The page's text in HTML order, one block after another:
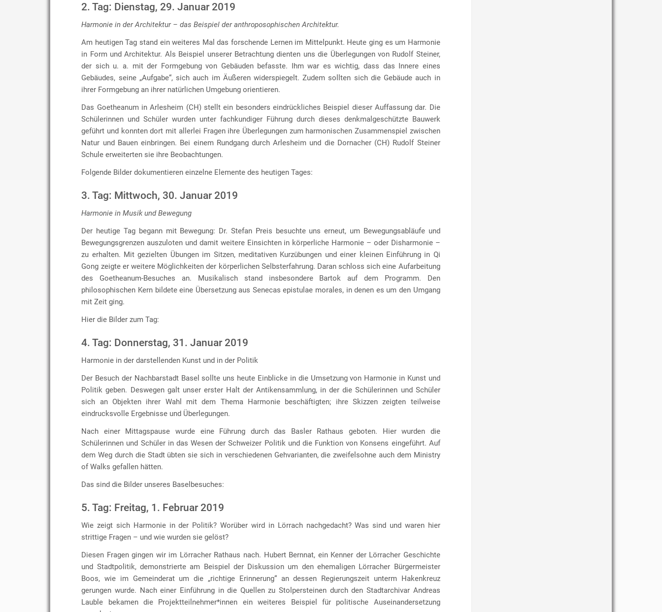
2. Tag: Dienstag, 29. Januar 2019
Harmonie in der Architektur – das Beispiel der anthroposophischen Architektur.
Am heutigen Tag stand ein weiteres Mal das forschende Lernen im Mittelpunkt. Heute ging es um Harmonie
in Form und Architektur. Als Beispiel unserer Betrachtung dienten uns die Überlegungen von Rudolf Steiner,
der sich u. a. mit der Formgebung von Gebäuden befasste. Ihm war es wichtig, dass das Innere eines
Gebäudes, seine „Aufgabe“, sich auch im Äußeren widerspiegelt. Zudem sollten sich die Gebäude auch in
ihrer Formgebung an ihrer natürlichen Umgebung orientieren.
Das Goetheanum in Arlesheim (CH) stellt ein besonders eindrückliches Beispiel dieser Auffassung dar. Die
Schülerinnen und Schüler wurden unter fachkundiger Führung durch dieses denkmalgeschützte Bauwerk
geführt und konnten dort mit allerlei Fragen ihre Überlegungen zum harmonischen Zusammenspiel zwischen
Natur und Bauen einbringen. Bei einem Rundgang durch Arlesheim und die Dornacher (CH) Rudolf Steiner
Schule erweiterten sie ihre Beobachtungen.
Folgende Bilder dokumentieren einzelne Elemente des heutigen Tages:
3. Tag: Mittwoch, 30. Januar 2019
Harmonie in Musik und Bewegung
Der heutige Tag begann mit Bewegung: Dr. Stefan Preis besuchte uns erneut, um Bewegungsabläufe und
Bewegungsgrenzen auszuloten und damit weitere Einsichten in körperliche Harmonie – oder Disharmonie –
zu erhalten. Mit gezielten Übungen im Sitzen, meditativen Kurzübungen und einer kleinen Einführung in Qi
Gong zeigte er weitere Möglichkeiten der körperlichen Selbsterfahrung. Daran schloss sich eine Aufarbeitung
des Goetheanum-Besuches an. Musikalisch stand insbesondere Bartok auf dem Programm. Den
philosophischen Kern bildete eine Übersetzung aus Senecas epistulae morales, in denen es um den Umgang
mit Zeit ging.
Hier die Bilder zum Tag:
4. Tag: Donnerstag, 31. Januar 2019
Harmonie in der darstellenden Kunst und in der Politik
Der Besuch der Nachbarstadt Basel sollte uns heute Einblicke in die Umsetzung von Harmonie in Kunst und
Politik geben. Deswegen galt unser erster Halt der Antikensammlung, in der die Schülerinnen und Schüler
sich an Objekten ihrer Wahl mit dem Thema Harmonie beschäftigten; ihre Skizzen zeigten teilweise
eindrucksvolle Ergebnisse und Überlegungen.
Nach einer Mittagspause wurde eine Führung durch das Basler Rathaus geboten. Hier wurden die
Schülerinnen und Schüler in das Wesen der Schweizer Politik und die Funktion von Konsens eingeführt. Auf
dem Weg durch die Stadt übten sie sich in verschiedenen Gehvarianten, die zweifelsohne auch dem Ministry
of Walks gefallen hätten.
Das sind die Bilder unseres Baselbesuches:
5. Tag: Freitag, 1. Februar 2019
Wie zeigt sich Harmonie in der Politik? Worüber wird in Lörrach nachgedacht? Was sind und waren hier
strittige Fragen – und wie wurden sie gelöst?
Diesen Fragen gingen wir im Lörracher Rathaus nach. Hubert Bernnat, ein Kenner der Lörracher Geschichte
und Stadtpolitik, demonstrierte am Beispiel der Diskussion um den ehemaligen Lörracher Bürgermeister
Boos, wie im Gemeinderat um die „richtige Erinnerung“ an dessen Regierungszeit unterm Hakenkreuz
gerungen wurde. Nach einer Einführung in die Quellen zu Stolpersteinen durch den Stadtarchivar Andreas
Lauble bekamen die Projektteilnehmer*innen ein weiteres Beispiel für politische Auseinandersetzung